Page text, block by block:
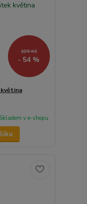
185 Kč
- 54 %
Skladem v e-shopu